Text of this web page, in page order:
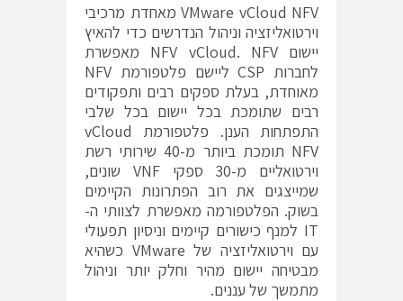
VMware vCloud NFV מאחדת מרכיבי
וירטואליזציה וניהול הנדרשים כדי להאיץ
יישום NFV vCloud. NFV מאפשרת
לחברות CSP ליישם פלטפורמת NFV
מאוחדת, בעלת ספקים רבים ותפקודים
רבים שתומכת בכל יישום בכל שלבי
התפתחות הענן. פלטפורמת vCloud
NFV תומכת ביותר מ-40 שירותי רשת
וירטואליים מ-30 ספקי VNF שונים,
שמייצגים את רוב הפתרונות הקיימים
בשוק. הפלטפורמה מאפשרת לצוותי ה-
IT למנף כישורים קיימים וניסיון תפעולי
עם וירטואליזציה של VMware כשהיא
מבטיחה יישום מהיר וחלק יותר וניהול
מתמשך של עננים.